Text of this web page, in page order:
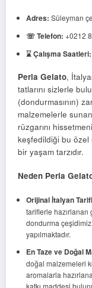
Adres: Süleyman
☏ Telefon: +0212
⌛ Çalışma Saatleri:
Perla Gelato,
tatlarını sizlerle
(dondurmasının)
malzemelerle
rüzgarını
keşfedildiği bu özel
bir yaşam tarzıdır.
Neden Perla
Orijinal İtalyan
tariflerle
dondurma
yapılmaktadır.
En Taze ve Doğal
doğal malzemeleri
aromalarla
katkı maddesi